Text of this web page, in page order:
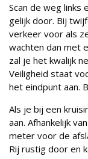
Scan de weg links
gelijk door. Bij
verkeer voor als
wachten dan met
zal je het kwalijk
Veiligheid staat
het eindpunt aan.
Als je bij een
aan. Afhankelijk
meter voor de
Rij rustig door en